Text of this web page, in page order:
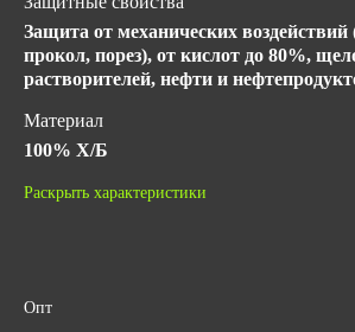
Защита от механических воздействий
прокол, порез), от кислот до 80%,
растворителей, нефти и
Материал
100% Х/Б
Длина, мм
ТР ТС 019/2011
Раскрыть характеристики
Опт